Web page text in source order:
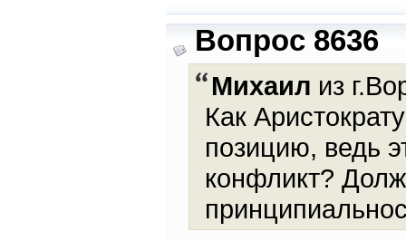
Вопрос 8636
Михаил из
Как
позицию, ведь
конфликт?